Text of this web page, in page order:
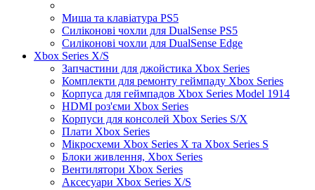
Миша та клавіатура PS5
Силіконові чохли для DualSense PS5
Силіконові чохли для DualSense Edge
Xbox Series X/S
Запчастини для джойстика Xbox Series
Комплекти для ремонту геймпаду Xbox Series
Корпуса для геймпадов Xbox Series Model 1914
HDMI роз'єми Xbox Series
Корпуси для консолей Xbox Series S/X
Плати Xbox Series
Мікросхеми Xbox Series X та Xbox Series S
Блоки живлення, Xbox Series
Вентилятори Xbox Series
Аксесуари Xbox Series X/S